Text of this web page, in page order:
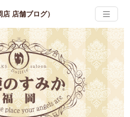
店 店舗ブログ）